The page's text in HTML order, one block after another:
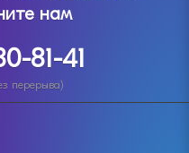
нам
81-41
перерыва)